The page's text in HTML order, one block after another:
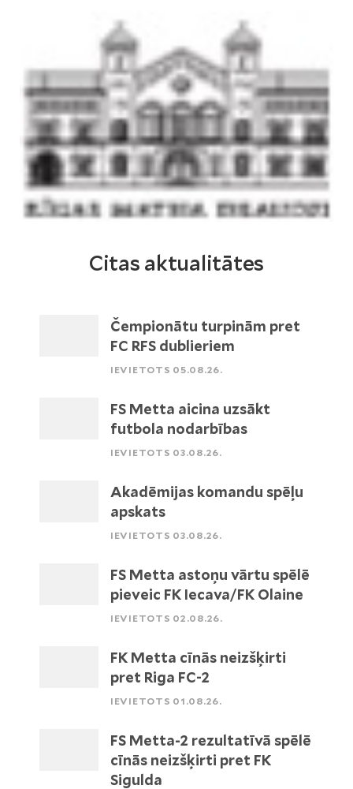
Citas aktualitātes
Čempionātu turpinām pret
FC RFS dublieriem
IEVIETOTS 05.08.26.
FS Metta aicina uzsākt
futbola nodarbības
IEVIETOTS 03.08.26.
Akadēmijas komandu spēļu
apskats
IEVIETOTS 03.08.26.
FS Metta astoņu vārtu spēlē
pieveic FK Iecava/FK Olaine
IEVIETOTS 02.08.26.
FK Metta cīnās neizšķirti
pret Riga FC-2
IEVIETOTS 01.08.26.
FS Metta-2 rezultatīvā spēlē
cīnās neizšķirti pret FK
Sigulda